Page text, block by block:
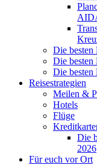
Die besten
Die besten
Die besten
Reisestrategien
Meilen &
Hotels
Flüge
Die
2026
Für euch vor Ort